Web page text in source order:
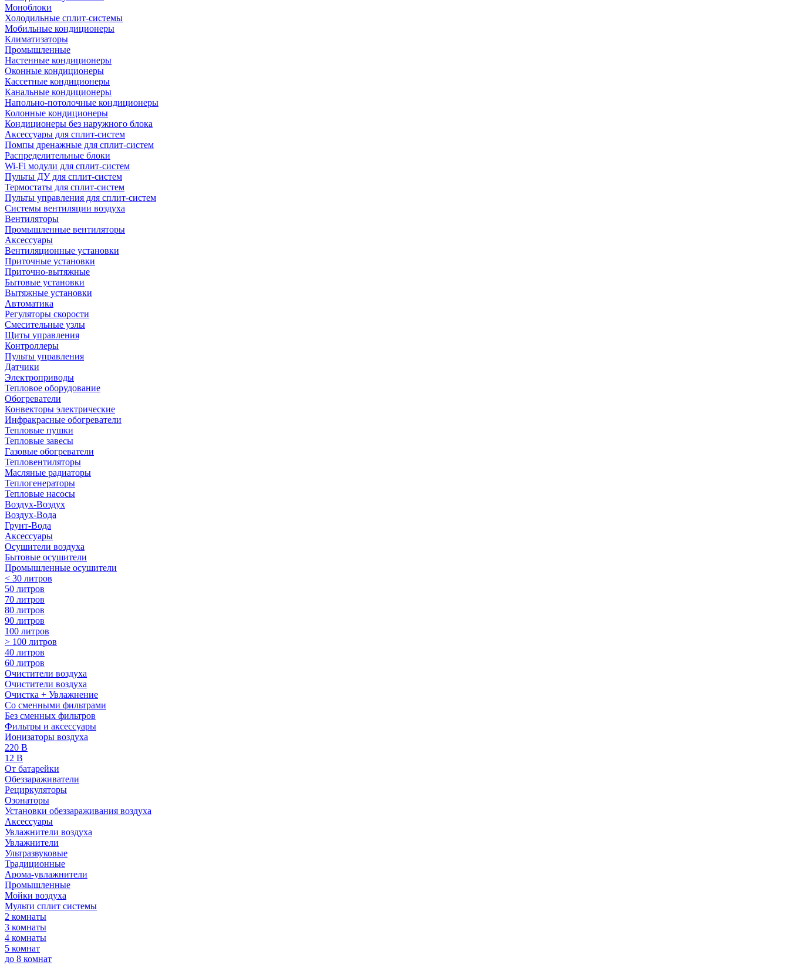
Моноблоки
Холодильные сплит-системы
Мобильные кондиционеры
Климатизаторы
Промышленные
Настенные кондиционеры
Оконные кондиционеры
Кассетные кондиционеры
Канальные кондиционеры
Напольно-потолочные кондиционеры
Колонные кондиционеры
Кондиционеры без наружного блока
Аксессуары для сплит-систем
Помпы дренажные для сплит-систем
Распределительные блоки
Wi-Fi модули для сплит-систем
Пульты ДУ для сплит-систем
Термостаты для сплит-систем
Пульты управления для сплит-систем
Системы вентиляции воздуха
Вентиляторы
Промышленные вентиляторы
Аксессуары
Вентиляционные установки
Приточные установки
Приточно-вытяжные
Бытовые установки
Вытяжные установки
Автоматика
Регуляторы скорости
Смесительные узлы
Щиты управления
Контроллеры
Пульты управления
Датчики
Электроприводы
Тепловое оборудование
Обогреватели
Конвекторы электрические
Инфракрасные обогреватели
Тепловые пушки
Тепловые завесы
Газовые обогреватели
Тепловентиляторы
Масляные радиаторы
Теплогенераторы
Тепловые насосы
Воздух-Воздух
Воздух-Вода
Грунт-Вода
Аксессуары
Осушители воздуха
Бытовые осушители
Промышленные осушители
< 30 литров
50 литров
70 литров
80 литров
90 литров
100 литров
> 100 литров
40 литров
60 литров
Очистители воздуха
Очистители воздуха
Очистка + Увлажнение
Cо сменными фильтрами
Без сменных фильтров
Фильтры и аксессуары
Ионизаторы воздуха
220 В
12 В
От батарейки
Обеззараживатели
Рециркуляторы
Озонаторы
Установки обеззараживания воздуха
Аксессуары
Увлажнители воздуха
Увлажнители
Ультразвуковые
Традиционные
Арома-увлажнители
Промышленные
Мойки воздуха
Мульти сплит системы
2 комнаты
3 комнаты
4 комнаты
5 комнат
до 8 комнат